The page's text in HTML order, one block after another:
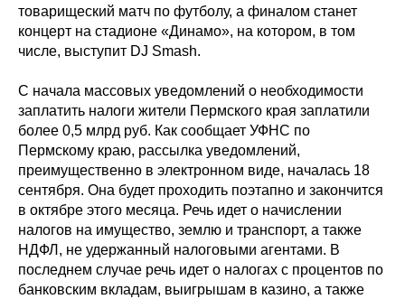
товарищеский матч по футболу, а финалом станет
концерт на стадионе «Динамо», на котором, в том
числе, выступит DJ Smash.
С начала массовых уведомлений о необходимости
заплатить налоги жители Пермского края заплатили
более 0,5 млрд руб. Как сообщает УФНС по
Пермскому краю, рассылка уведомлений,
преимущественно в электронном виде, началась 18
сентября. Она будет проходить поэтапно и закончится
в октябре этого месяца. Речь идет о начислении
налогов на имущество, землю и транспорт, а также
НДФЛ, не удержанный налоговыми агентами. В
последнем случае речь идет о налогах с процентов по
банковским вкладам, выигрышам в казино, а также